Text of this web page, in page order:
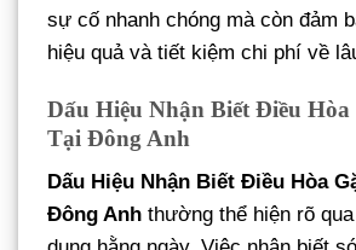
sự cố nhanh chóng mà còn đảm
hiệu quả và tiết kiệm chi phí về
Dấu Hiệu Nhận Biết Điều Hòa
Tại Đông Anh
Dấu Hiệu Nhận Biết Điều Hòa
Đông Anh thường thể hiện rõ